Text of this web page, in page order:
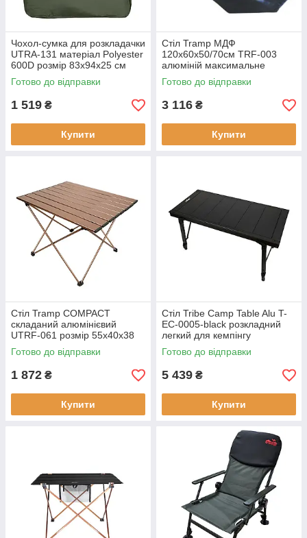
Чохол-сумка для розкладачки
UTRA-131 матеріал Polyester
600D розмір 83х94х25 см
легка конструкція гарантия 1
год
Готово до відправки
1 519 ₴
Купити
Стіл Tramp МДФ
120х60х50/70см TRF-003
алюміній максимальне
навантаження 20 кг легка
вага 4.2 кг
Готово до відправки
3 116 ₴
Купити
Стіл Tramp COMPACT
складаний алюмінієвий
UTRF-061 розмір 55х40х38
см вага 1.2 кг максимальне
навантаження 20 кг
Готово до відправки
1 872 ₴
Купити
Стіл Tribe Camp Table Alu T-
EC-0005-black розкладний
легкий для кемпінгу
матеріал: алюміній чорний
цвет
Готово до відправки
5 439 ₴
Купити